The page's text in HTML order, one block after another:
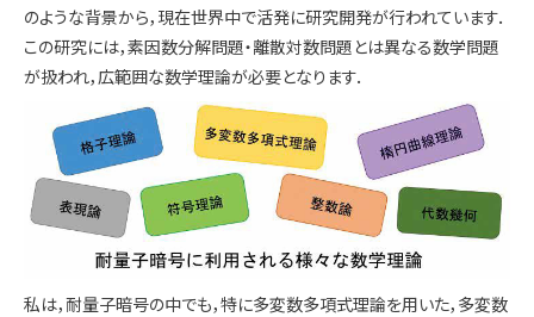
のような背景から，現在世界中で活発に研究開発が行われています．
この研究には，素因数分解問題・離散対数問題とは異なる数学問題
が扱われ，広範囲な数学理論が必要となります．
私は，耐量子暗号の中でも，特に多変数多項式理論を用いた，多変数